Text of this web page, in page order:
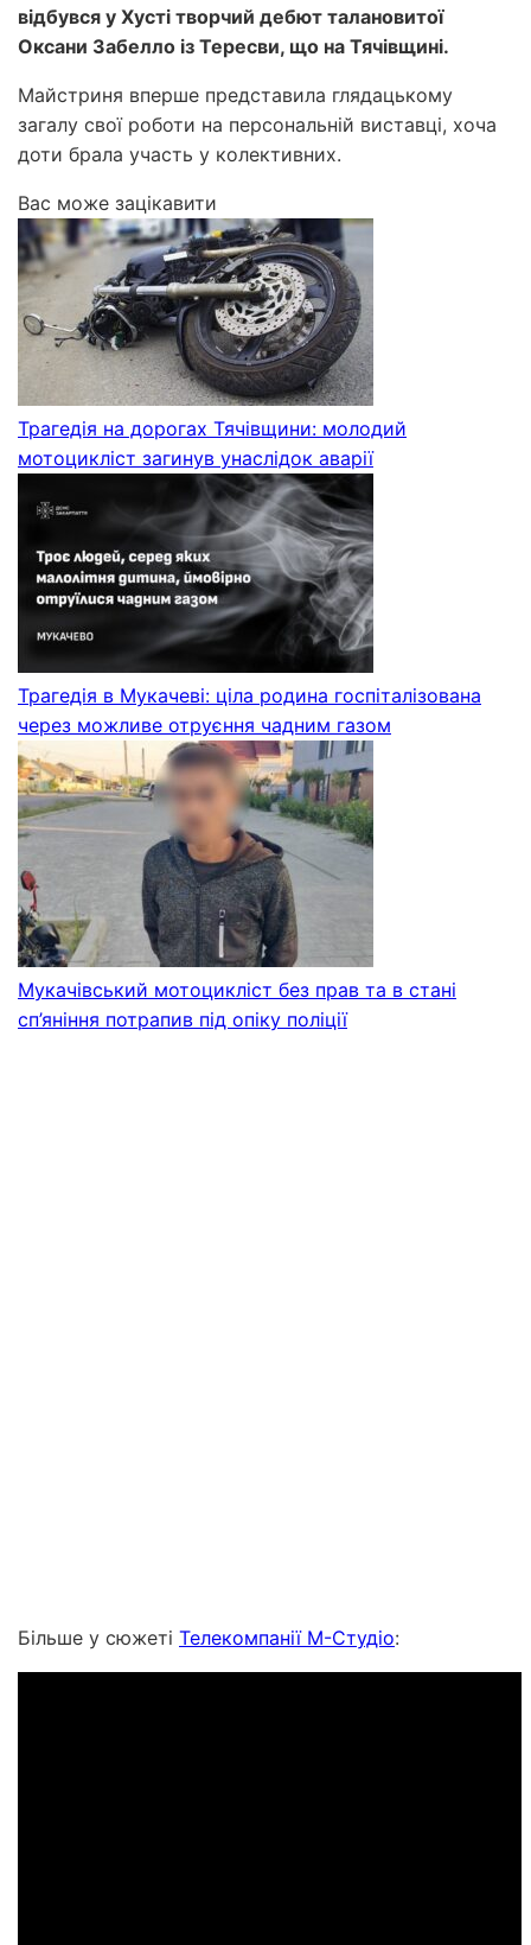
відбувся у Хусті творчий дебют талановитої
Оксани Забелло із Тересви, що на Тячівщині.
Майстриня вперше представила глядацькому
загалу свої роботи на персональній виставці, хоча
доти брала участь у колективних.
Вас може зацікавити
Трагедія на дорогах Тячівщини: молодий
мотоцикліст загинув унаслідок аварії
Трагедія в Мукачеві: ціла родина госпіталізована
через можливе отруєння чадним газом
Мукачівський мотоцикліст без прав та в стані
сп’яніння потрапив під опіку поліції
Більше у сюжеті Телекомпанії М-Студіо: